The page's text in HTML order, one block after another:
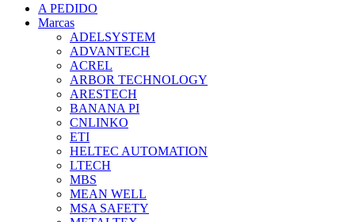
A PEDIDO
Marcas
ADELSYSTEM
ADVANTECH
ACREL
ARBOR TECHNOLOGY
ARESTECH
BANANA PI
CNLINKO
ETI
HELTEC AUTOMATION
LTECH
MBS
MEAN WELL
MSA SAFETY